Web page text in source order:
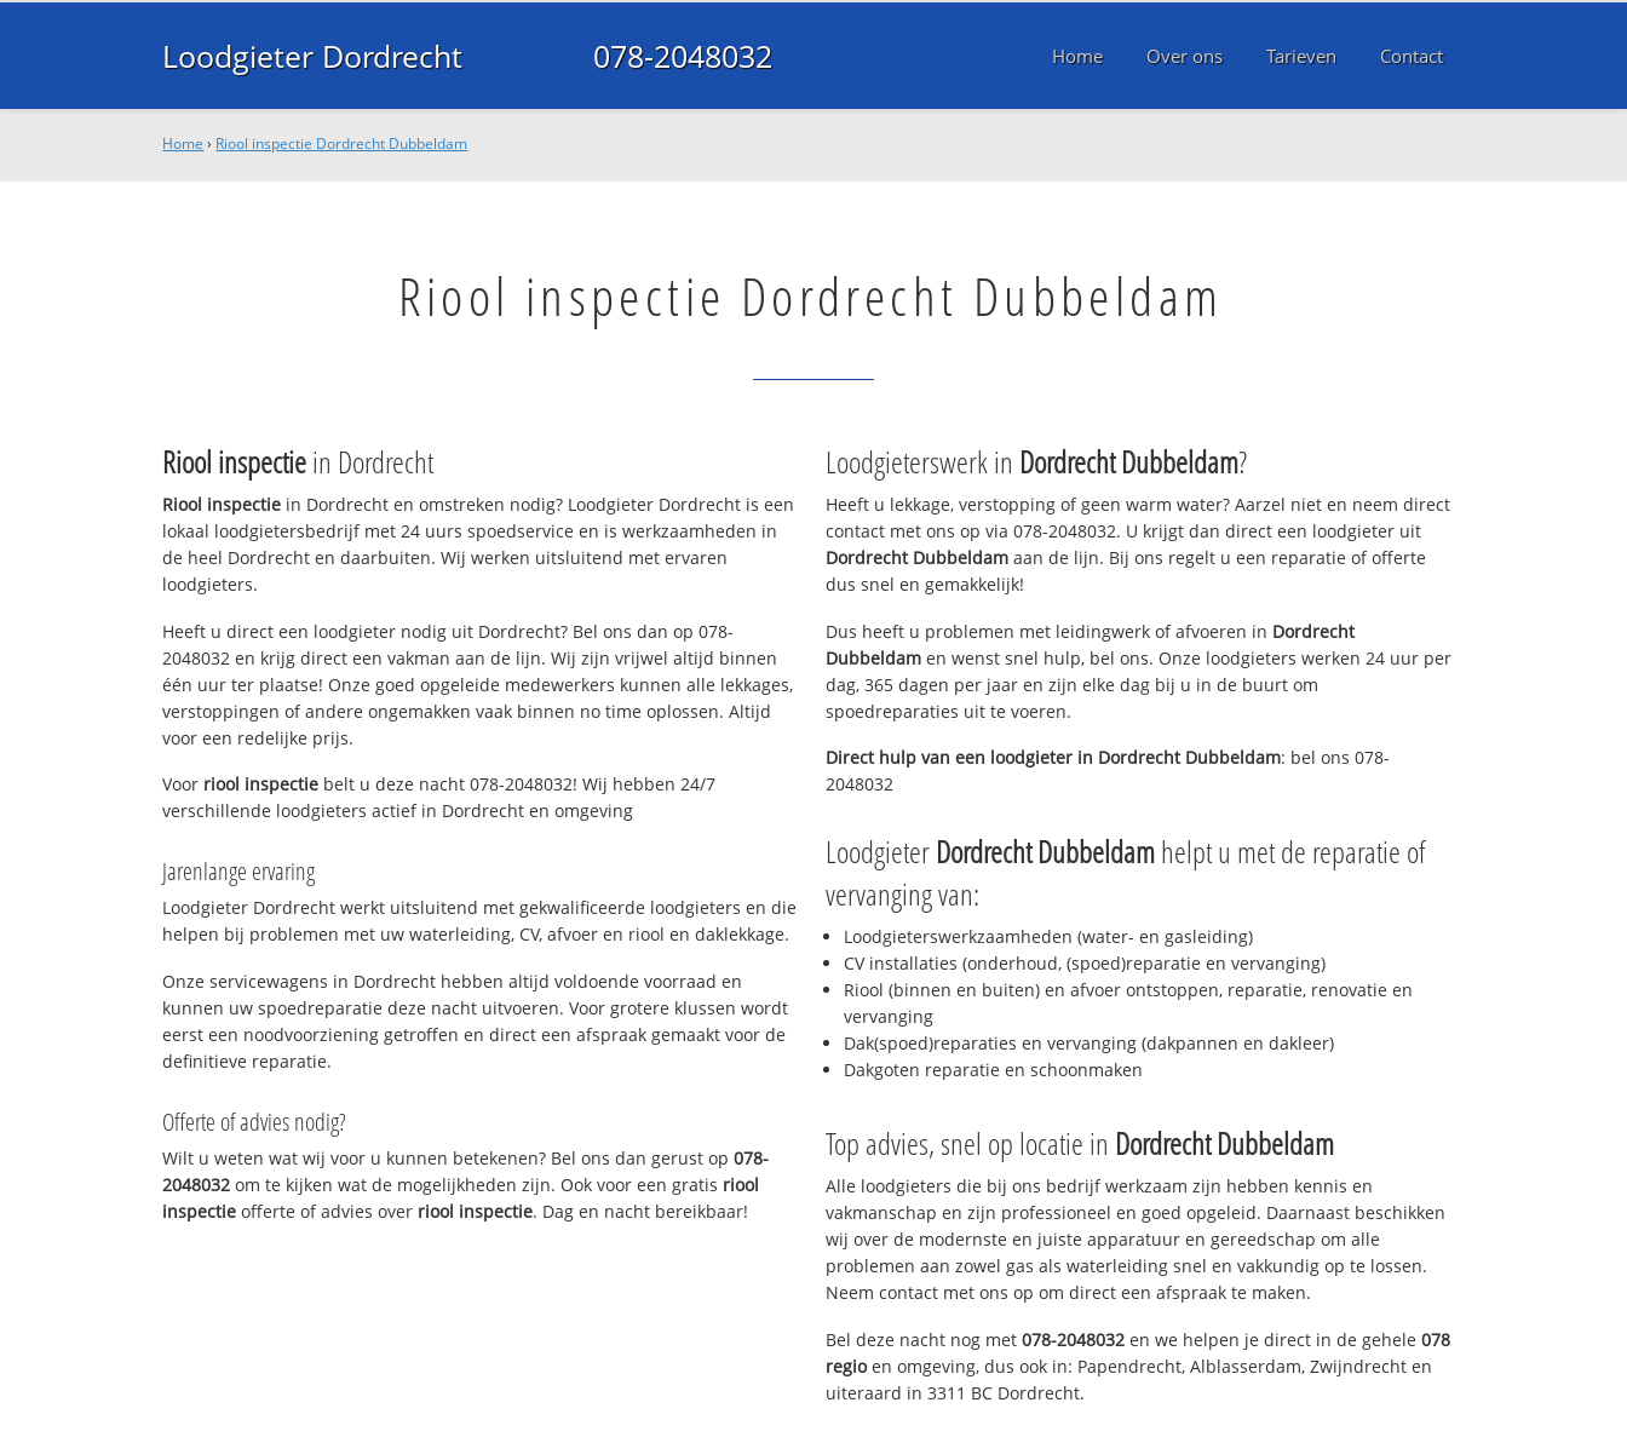
Loodgieter Dordrecht 078-2048032 Home Over ons Tarieven Contact
Home › Riool inspectie Dordrecht Dubbeldam
Riool inspectie Dordrecht Dubbeldam
Riool inspectiein Dordrecht
Riool inspectie in Dordrecht en omstreken nodig? Loodgieter Dordrecht is een
lokaal loodgietersbedrijf met 24 uurs spoedservice en is werkzaamheden in
de heel Dordrecht en daarbuiten. Wij werken uitsluitend met ervaren
loodgieters.
Heeft u direct een loodgieter nodig uit Dordrecht? Bel ons dan op 078-
2048032 en krijg direct een vakman aan de lijn. Wij zijn vrijwel altijd binnen
één uur ter plaatse! Onze goed opgeleide medewerkers kunnen alle lekkages,
verstoppingen of andere ongemakken vaak binnen no time oplossen. Altijd
voor een redelijke prijs.
Voor riool inspectie belt u deze nacht 078-2048032! Wij hebben 24/7
verschillende loodgieters actief in Dordrecht en omgeving
Jarenlange ervaring
Loodgieter Dordrecht werkt uitsluitend met gekwalificeerde loodgieters en die
helpen bij problemen met uw waterleiding, CV, afvoer en riool en daklekkage.
Onze servicewagens in Dordrecht hebben altijd voldoende voorraad en
kunnen uw spoedreparatie deze nacht uitvoeren. Voor grotere klussen wordt
eerst een noodvoorziening getroffen en direct een afspraak gemaakt voor de
definitieve reparatie.
Offerte of advies nodig?
Wilt u weten wat wij voor u kunnen betekenen? Bel ons dan gerust op078-
2048032 om te kijken wat de mogelijkheden zijn. Ook voor een gratis riool
inspectie offerte of advies over riool inspectie. Dag en nacht bereikbaar!
Loodgieterswerk in Dordrecht Dubbeldam?
Heeft u lekkage, verstopping of geen warm water? Aarzel niet en neem direct
contact met ons op via 078-2048032. U krijgt dan direct een loodgieter uit
Dordrecht Dubbeldam aan de lijn. Bij ons regelt u een reparatie of offerte
dus snel en gemakkelijk!
Dus heeft u problemen met leidingwerk of afvoeren in Dordrecht
Dubbeldam en wenst snel hulp, bel ons. Onze loodgieters werken 24 uur per
dag, 365 dagen per jaar en zijn elke dag bij u in de buurt om
spoedreparaties uit te voeren.
Direct hulp van een loodgieter in Dordrecht Dubbeldam: bel ons 078-
2048032
Loodgieter Dordrecht Dubbeldamhelpt u met de reparatie of
vervanging van:
Loodgieterswerkzaamheden (water- en gasleiding)
CV installaties (onderhoud, (spoed)reparatie en vervanging)
Riool (binnen en buiten) en afvoer ontstoppen, reparatie, renovatie en
vervanging
Dak(spoed)reparaties en vervanging (dakpannen en dakleer)
Dakgoten reparatie en schoonmaken
Top advies, snel op locatie in Dordrecht Dubbeldam
Alle loodgieters die bij ons bedrijf werkzaam zijn hebben kennis en
vakmanschap en zijn professioneel en goed opgeleid. Daarnaast beschikken
wij over de modernste en juiste apparatuur en gereedschap om alle
problemen aan zowel gas als waterleiding snel en vakkundig op te lossen.
Neem contact met ons op om direct een afspraak te maken.
Bel deze nacht nog met 078-2048032 en we helpen je direct in de gehele 078
regioen omgeving, dus ook in: Papendrecht, Alblasserdam, Zwijndrecht en
uiteraard in 3311 BC Dordrecht.